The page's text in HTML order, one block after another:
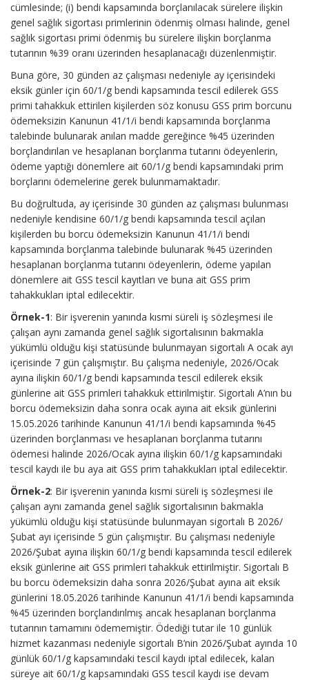
cümlesinde; (i) bendi kapsamında borçlanılacak sürelere ilişkin
genel sağlık sigortası primlerinin ödenmiş olması halinde, genel
sağlık sigortası primi ödenmiş bu sürelere ilişkin borçlanma
tutarının %39 oranı üzerinden hesaplanacağı düzenlenmiştir.
Buna göre, 30 günden az çalışması nedeniyle ay içerisindeki
eksik günler için 60/1/g bendi kapsamında tescil edilerek GSS
primi tahakkuk ettirilen kişilerden söz konusu GSS prim borcunu
ödemeksizin Kanunun 41/1/i bendi kapsamında borçlanma
talebinde bulunarak anılan madde gereğince %45 üzerinden
borçlandırılan ve hesaplanan borçlanma tutarını ödeyenlerin,
ödeme yaptığı dönemlere ait 60/1/g bendi kapsamındaki prim
borçlarını ödemelerine gerek bulunmamaktadır.
Bu doğrultuda, ay içerisinde 30 günden az çalışması bulunması
nedeniyle kendisine 60/1/g bendi kapsamında tescil açılan
kişilerden bu borcu ödemeksizin Kanunun 41/1/i bendi
kapsamında borçlanma talebinde bulunarak %45 üzerinden
hesaplanan borçlanma tutarını ödeyenlerin, ödeme yapılan
dönemlere ait GSS tescil kayıtları ve buna ait GSS prim
tahakkukları iptal edilecektir.
Örnek-1: Bir işverenin yanında kısmi süreli iş sözleşmesi ile
çalışan aynı zamanda genel sağlık sigortalısının bakmakla
yükümlü olduğu kişi statüsünde bulunmayan sigortalı A ocak ayı
içerisinde 7 gün çalışmıştır. Bu çalışma nedeniyle, 2026/Ocak
ayına ilişkin 60/1/g bendi kapsamında tescil edilerek eksik
günlerine ait GSS primleri tahakkuk ettirilmiştir. Sigortalı A’nın bu
borcu ödemeksizin daha sonra ocak ayına ait eksik günlerini
15.05.2026 tarihinde Kanunun 41/1/i bendi kapsamında %45
üzerinden borçlanması ve hesaplanan borçlanma tutarını
ödemesi halinde 2026/Ocak ayına ilişkin 60/1/g kapsamındaki
tescil kaydı ile bu aya ait GSS prim tahakkukları iptal edilecektir.
Örnek-2: Bir işverenin yanında kısmi süreli iş sözleşmesi ile
çalışan aynı zamanda genel sağlık sigortalısının bakmakla
yükümlü olduğu kişi statüsünde bulunmayan sigortalı B 2026/
Şubat ayı içerisinde 5 gün çalışmıştır. Bu çalışması nedeniyle
2026/Şubat ayına ilişkin 60/1/g bendi kapsamında tescil edilerek
eksik günlerine ait GSS primleri tahakkuk ettirilmiştir. Sigortalı B
bu borcu ödemeksizin daha sonra 2026/Şubat ayına ait eksik
günlerini 18.05.2026 tarihinde Kanunun 41/1/i bendi kapsamında
%45 üzerinden borçlandırılmış ancak hesaplanan borçlanma
tutarının tamamını ödememiştir. Ödediği tutar ile 10 günlük
hizmet kazanması nedeniyle sigortalı B’nin 2026/Şubat ayında 10
günlük 60/1/g kapsamındaki tescil kaydı iptal edilecek, kalan
süreye ait 60/1/g kapsamındaki GSS tescil kaydı ise devam